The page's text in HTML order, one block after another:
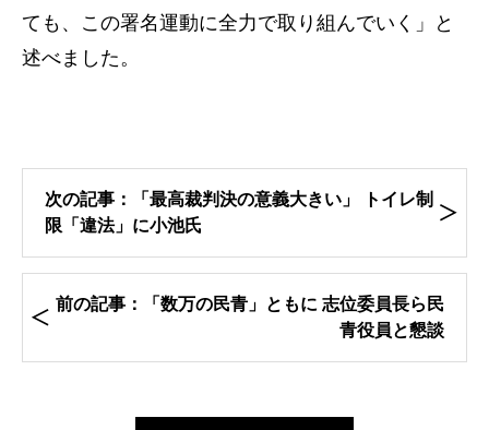
ても、この署名運動に全力で取り組んでいく」と
述べました。
次の記事：「最高裁判決の意義大きい」 トイレ制
限「違法」に小池氏
前の記事：「数万の民青」ともに 志位委員長ら民
青役員と懇談